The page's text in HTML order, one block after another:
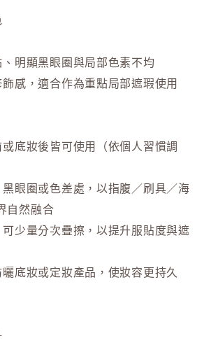
明顯黑眼圈與局部色素不均
感，適合作為重點局部遮瑕使用
底妝後皆可使用（依個人習慣調
眼圈或色差處，以指腹／刷具／海
自然融合
少量分次疊擦，以提升服貼度與遮
底妝或定妝產品，使妝容更持久